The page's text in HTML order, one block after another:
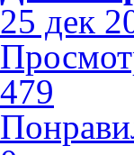
25 дек
479